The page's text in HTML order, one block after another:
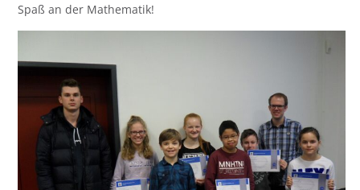
Spaß an der Mathematik!